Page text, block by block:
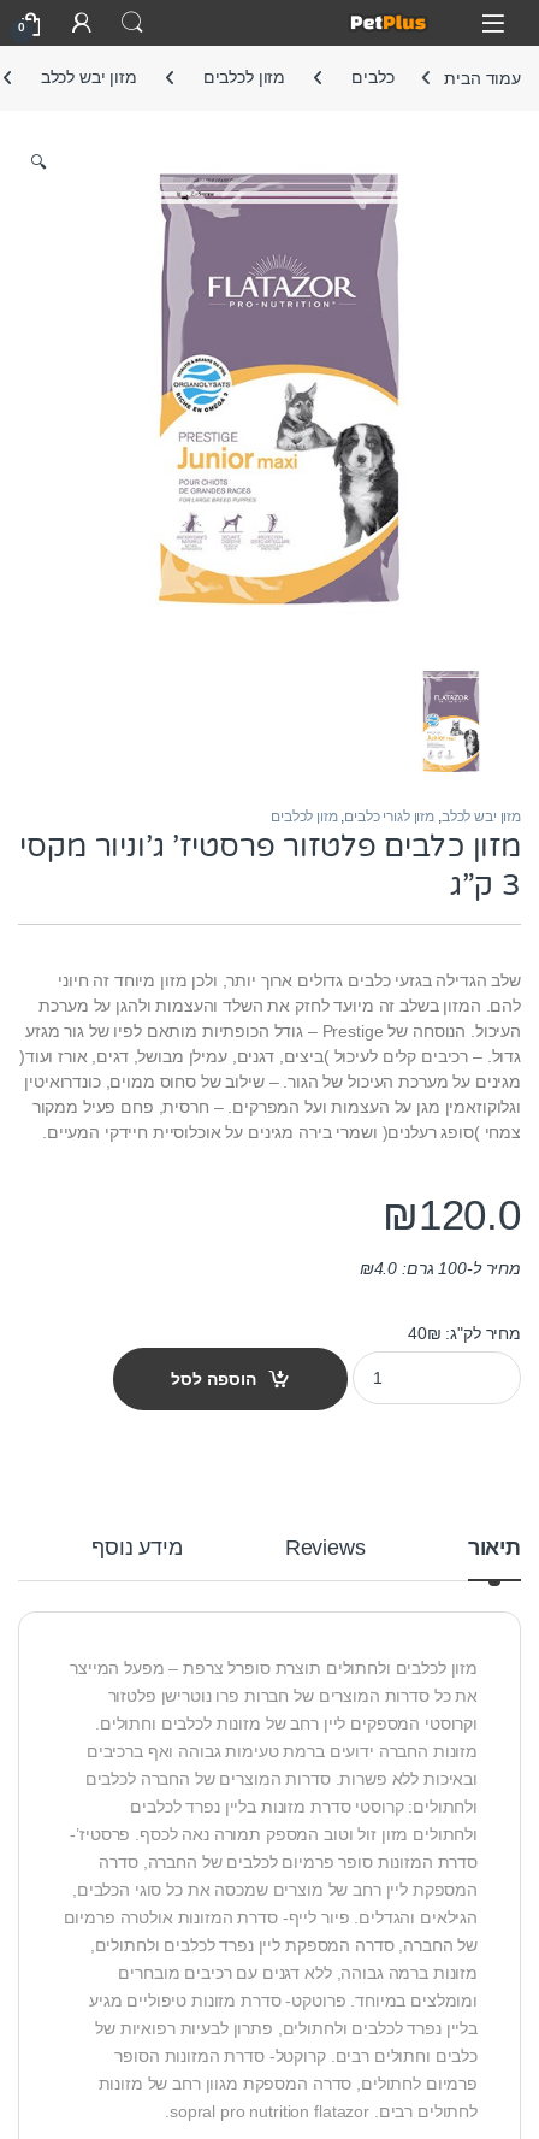
Skip to navigation
Skip to content
Open
0
עמוד הבית כלבים מזון לכלבים מזון יבש לכלב
🔍
מזון יבש לכלב, מזון לגורי כלבים,מזון לכלבים
מזון כלבים פלטזור פרסטיז’ ג’וניור מקסי
3 ק”ג
שלב הגדילה בגזעי כלבים גדולים ארוך יותר, ולכן מזון מיוחד זה חיוני
להם. המזון בשלב זה מיועד לחזק את השלד והעצמות ולהגן על מערכת
העיכול. הנוסחה של Prestige – גודל הכופתיות מותאם לפיו של גור מגזע
גדול. – רכיבים קלים לעיכול )ביצים, דגנים, עמילן מבושל, דגים, אורז ועוד(
מגינים על מערכת העיכול של הגור. – שילוב של סחוס ממוים, כונדרואיטין
וגלוקוזאמין מגן על העצמות ועל המפרקים. – חרסית, פחם פעיל ממקור
צמחי )סופג רעלנים( ושמרי בירה מגינים על אוכלוסיית חיידקי המעיים.
₪120.0
מחיר ל-100 גרם: ₪4.0
מחיר לק"ג: 40₪
מזון כלבים פלטזור פרסטיז' ג'וניור מקסי 3 ק"ג quantity
הוספה לסל
תיאור Reviews מידע נוסף
מזון לכלבים ולחתולים תוצרת סופרל צרפת – מפעל המייצר
את כל סדרות המוצרים של חברות פרו נוטרישן פלטזור
וקרוסטי המספקים ליין רחב של מזונות לכלבים וחתולים.
מזונות החברה ידועים ברמת טעימות גבוהה ואף ברכיבים
ובאיכות ללא פשרות. סדרות המוצרים של החברה לכלבים
ולחתולים: קרוסטי סדרת מזונות בליין נפרד לכלבים
ולחתולים מזון זול וטוב המספק תמורה נאה לכסף. פרסטיז’-
סדרת המזונות סופר פרמיום לכלבים של החברה, סדרה
המספקת ליין רחב של מוצרים שמכסה את כל סוגי הכלבים,
הגילאים והגדלים. פיור לייף- סדרת המזונות אולטרה פרמיום
של החברה, סדרה המספקת ליין נפרד לכלבים ולחתולים,
מזונות ברמה גבוהה, ללא דגנים עם רכיבים מובחרים
ומומלצים במיוחד. פרוטקט- סדרת מזונות טיפוליים מגיע
בליין נפרד לכלבים ולחתולים, פתרון לבעיות רפואיות של
כלבים וחתולים רבים. קרוקטל- סדרת המזונות הסופר
פרמיום לחתולים, סדרה המספקת מגוון רחב של מזונות
לחתולים רבים. sopral pro nutrition flatazor.